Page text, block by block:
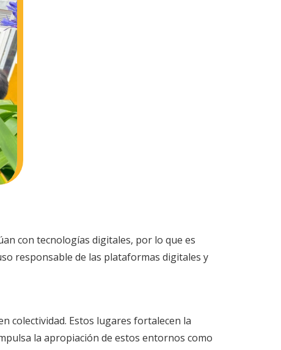
con tecnologías digitales, por lo que es
responsable de las plataformas digitales y
colectividad. Estos lugares fortalecen la
la apropiación de estos entornos como